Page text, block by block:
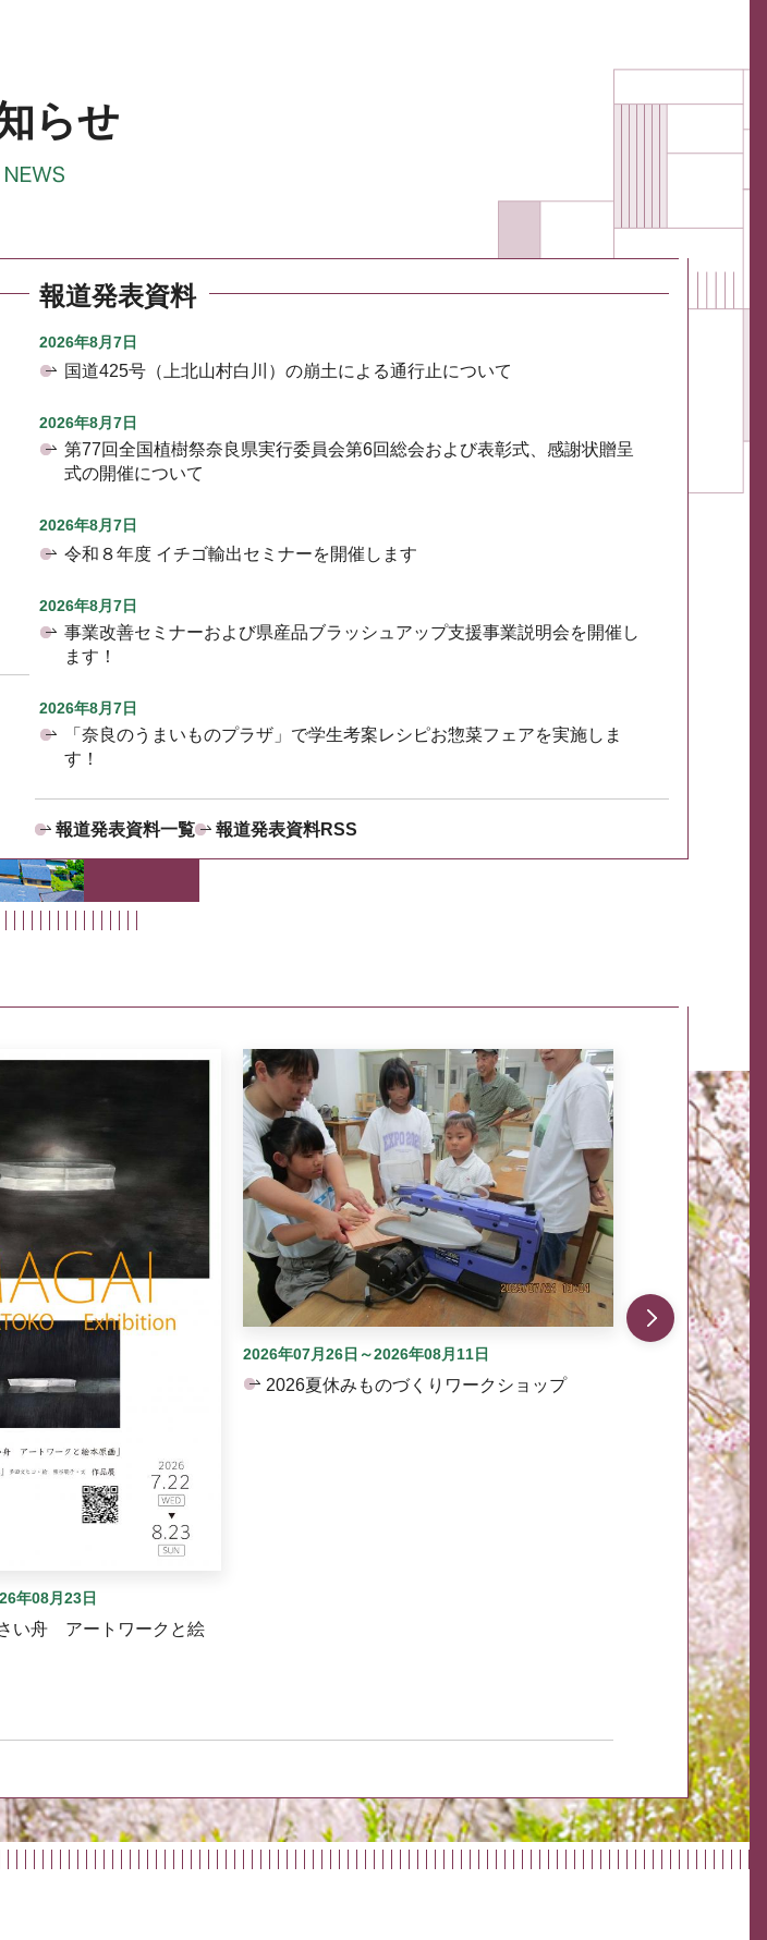
らせ
報道発表資料
2026年8月7日
国道425号（上北山村白川）の崩土による通行止について
2026年8月7日
第77回全国植樹祭奈良県実行委員会第6回総会および表彰式、感謝状贈呈
式の開催について
2026年8月7日
令和８年度 イチゴ輸出セミナーを開催します
2026年8月7日
事業改善セミナーおよび県産品ブラッシュアップ支援事業説明会を開催し
ます！
2026年8月7日
「奈良のうまいものプラザ」で学生考案レシピお惣菜フェアを実施しま
す！
報道発表資料一覧 報道発表資料RSS
年08月23日
い舟 アートワークと絵
2026年07月26日～2026年08月11日
2026夏休みものづくりワークショップ